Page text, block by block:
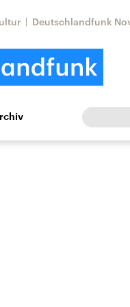
Deutschlandfunk
Europa